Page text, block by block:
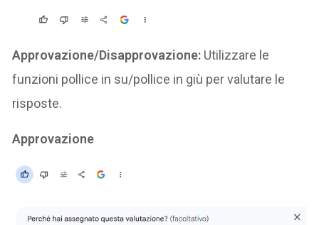
Approvazione/Disapprovazione: Utilizzare le
funzioni pollice in su/pollice in giù per valutare le
risposte.
Approvazione